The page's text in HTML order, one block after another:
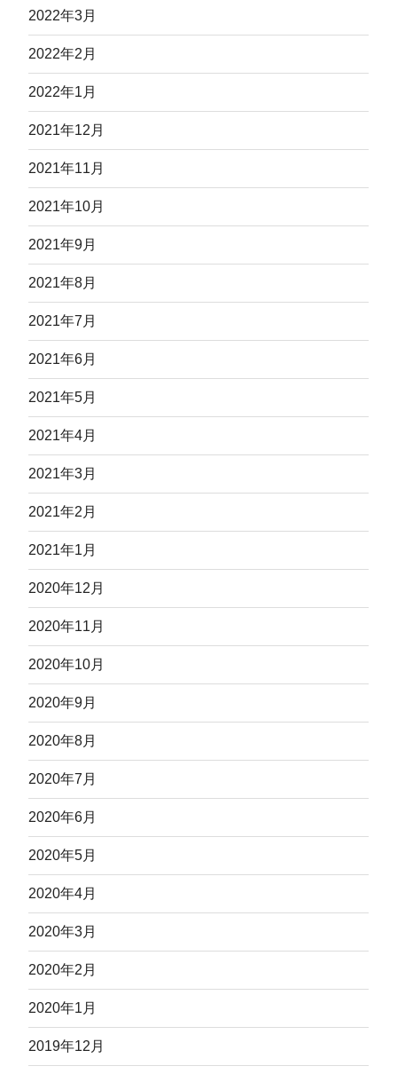
2022年3月
2022年2月
2022年1月
2021年12月
2021年11月
2021年10月
2021年9月
2021年8月
2021年7月
2021年6月
2021年5月
2021年4月
2021年3月
2021年2月
2021年1月
2020年12月
2020年11月
2020年10月
2020年9月
2020年8月
2020年7月
2020年6月
2020年5月
2020年4月
2020年3月
2020年2月
2020年1月
2019年12月